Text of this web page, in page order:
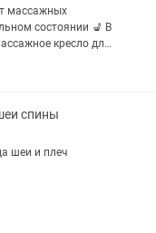
массажных
состоянии 💺 В
кресло для
Состояние
спины
шеи и плеч